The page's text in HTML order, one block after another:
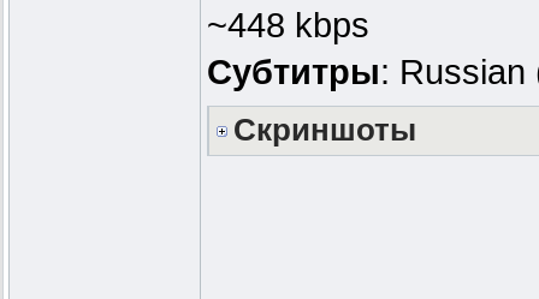
~448 kbps
Субтитры: Russian
Скриншоты